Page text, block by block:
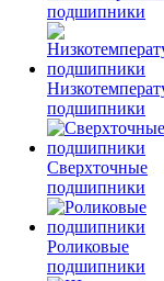
подшипники
подшипники
Сверхточные
подшипники
Роликовые
подшипники